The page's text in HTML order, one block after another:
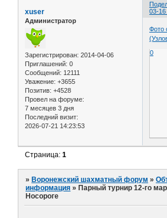
03-16
xuser
Администратор
Зарегистрирован: 2014-04-06
Приглашений: 0
Сообщений: 12111
Уважение: +3655
Позитив: +4528
Провел на форуме:
7 месяцев 3 дня
Последний визит:
2026-07-21 14:23:53
Фото
0
Страница:1
» Воронежский шахматный форум »
информация » Парный турнир 12-го
Носороге